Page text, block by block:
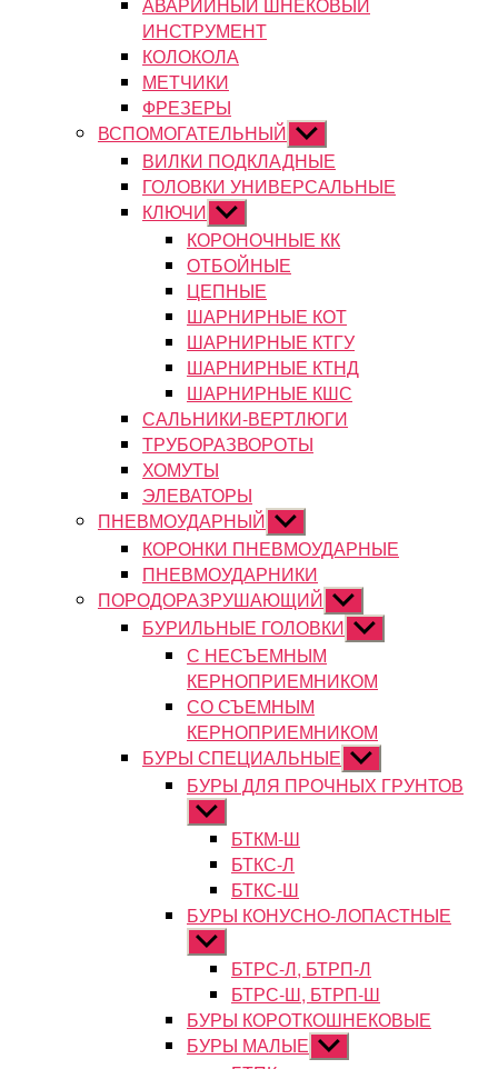
ИНСТРУМЕНТ
КОЛОКОЛА
МЕТЧИКИ
ФРЕЗЕРЫ
ВСПОМОГАТЕЛЬНЫЙ Показывать
подменю
ВИЛКИ ПОДКЛАДНЫЕ
ГОЛОВКИ УНИВЕРСАЛЬНЫЕ
КЛЮЧИ Показывать
подменю
КОРОНОЧНЫЕ КК
ОТБОЙНЫЕ
ЦЕПНЫЕ
ШАРНИРНЫЕ КОТ
ШАРНИРНЫЕ КТГУ
ШАРНИРНЫЕ КТНД
ШАРНИРНЫЕ КШС
САЛЬНИКИ-ВЕРТЛЮГИ
ТРУБОРАЗВОРОТЫ
ХОМУТЫ
ЭЛЕВАТОРЫ
ПНЕВМОУДАРНЫЙ Показывать
подменю
КОРОНКИ ПНЕВМОУДАРНЫЕ
ПНЕВМОУДАРНИКИ
ПОРОДОРАЗРУШАЮЩИЙ Показывать
подменю
БУРИЛЬНЫЕ ГОЛОВКИ Показывать
подменю
С НЕСЪЕМНЫМ
КЕРНОПРИЕМНИКОМ
СО СЪЕМНЫМ
КЕРНОПРИЕМНИКОМ
БУРЫ СПЕЦИАЛЬНЫЕ Показывать
подменю
БУРЫ ДЛЯ ПРОЧНЫХ ГРУНТОВ
Показывать
подменюБТКМ-Ш
БТКС-Л
БТКС-Ш
БУРЫ КОНУСНО-ЛОПАСТНЫЕ
Показывать
подменюБТРС-Л, БТРП-Л
БТРС-Ш, БТРП-Ш
БУРЫ КОРОТКОШНЕКОВЫЕ
БУРЫ МАЛЫЕ Показывать